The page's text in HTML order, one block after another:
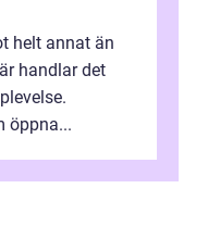
helt annat än
handlar det
öppna...